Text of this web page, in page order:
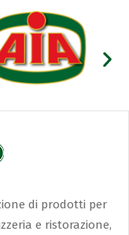
di prodotti per
e ristorazione,